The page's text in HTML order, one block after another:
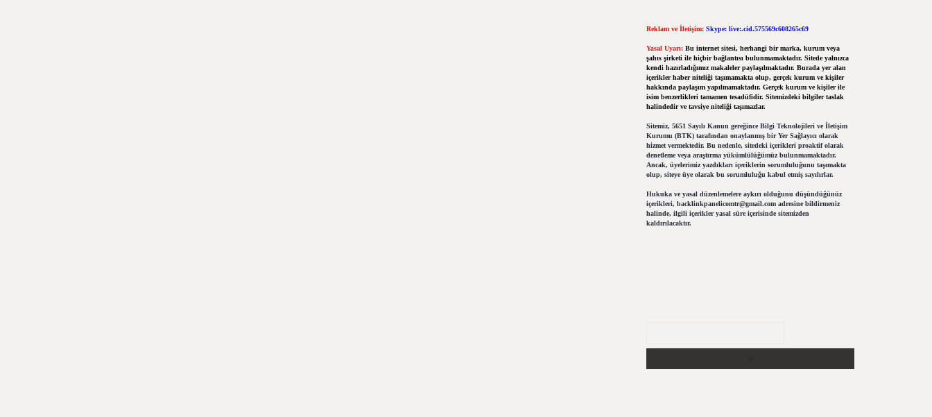
Reklam ve İletişim: Skype: live:.cid.575569c608265c69
Yasal Uyarı: Bu internet sitesi, herhangi bir marka, kurum veya
şahıs şirketi ile hiçbir bağlantısı bulunmamaktadır. Sitede yalnızca
kendi hazırladığımız makaleler paylaşılmaktadır. Burada yer alan
içerikler haber niteliği taşımamakta olup, gerçek kurum ve kişiler
hakkında paylaşım yapılmamaktadır. Gerçek kurum ve kişiler ile
isim benzerlikleri tamamen tesadüfidir. Sitemizdeki bilgiler taslak
halindedir ve tavsiye niteliği taşımazlar.
Sitemiz, 5651 Sayılı Kanun gereğince Bilgi Teknolojileri ve İletişim
Kurumu (BTK) tarafından onaylanmış bir Yer Sağlayıcı olarak
hizmet vermektedir. Bu nedenle, sitedeki içerikleri proaktif olarak
denetleme veya araştırma yükümlülüğümüz bulunmamaktadır.
Ancak, üyelerimiz yazdıkları içeriklerin sorumluluğunu taşımakta
olup, siteye üye olarak bu sorumluluğu kabul etmiş sayılırlar.
Hukuka ve yasal düzenlemelere aykırı olduğunu düşündüğünüz
içerikleri, backlinkpanelicomtr@gmail.comadresine bildirmeniz
halinde, ilgili içerikler yasal süre içerisinde sitemizden
kaldırılacaktır.